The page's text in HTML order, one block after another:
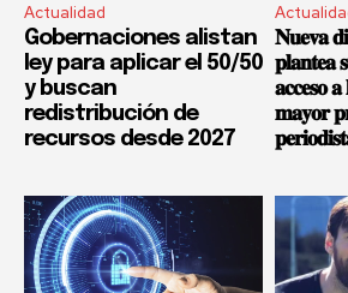
Actualidad
Gobernaciones alistan
ley para aplicar el 50/50
y buscan
redistribución de
recursos desde 2027
𝐍𝐮𝐞𝐯𝐚
𝐩𝐥𝐚𝐧𝐭𝐞𝐚
𝐚𝐜𝐜𝐞𝐬𝐨 𝐚
𝐦𝐚𝐲𝐨𝐫